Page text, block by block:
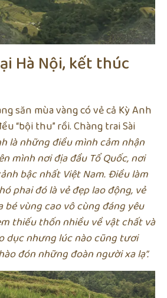
Hà Nội, kết thúc
săn mùa vàng có vẻ cả Kỳ Anh
“bội thu” rồi. Chàng trai Sài
là những điều mình cảm nhận
mình nơi địa đầu Tổ Quốc, nơi
bậc nhất Việt Nam. Điều làm
phai đó là vẻ đẹp lao động, vẻ
bé vùng cao vô cùng đáng yêu
thiếu thốn nhiều về vật chất và
dục nhưng lúc nào cũng tươi
đón những đoàn người xa lạ”.